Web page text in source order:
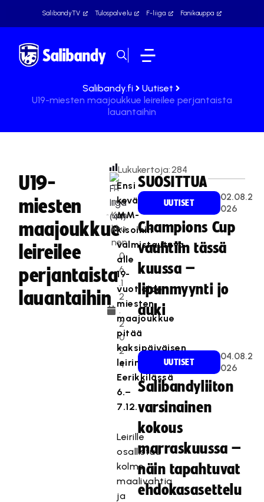
SalibandyTV Tulospalvelu F-liiga Fanikauppa
Salibandy.fi
Uutiset
U19-miesten maajoukkue leireilee perjantaista
lauantaihin
U19-
miesten
maajoukkue
leireilee
perjantaista
lauantaihin
Ti
mo
Kan
kku
nen
0
6
.1
2
.
2
0
2
4
Lukukertoja:284
Ensi
kevään
MM-
kisoihin
valmistautuva
alle
19-
vuotiaiden
miesten
maajoukkue
pitää
kaksipäiväisen
leirin
Eerikkilässä
6.–
7.12.
Leirille
osallistuu
kolme
maalivahtia
ja
SUOSITTUA
UUTISET
02.08.2
026
Champions Cup
vauhtiin tässä
kuussa –
lipunmyynti jo
auki
UUTISET
04.08.2
026
Salibandyliiton
varsinainen
kokous
marraskuussa –
näin tapahtuvat
ehdokasasettelu